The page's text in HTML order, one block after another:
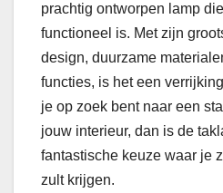
prachtig ontworpen lamp
functioneel is. Met zijn
design, duurzame
functies, is het een
je op zoek bent naar een
jouw interieur, dan is de
fantastische keuze waar je
zult krijgen.